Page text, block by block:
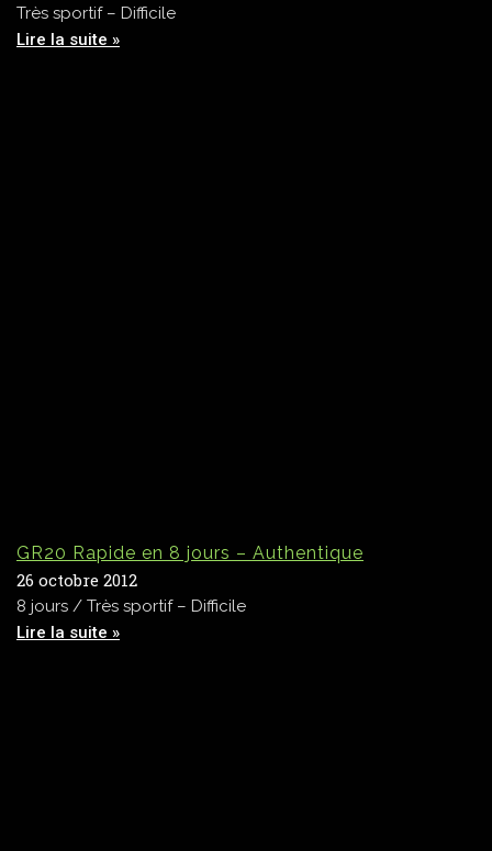
Très sportif – Difficile
Lire la suite »
GR20 Rapide en 8 jours – Authentique
26 octobre 2012
8 jours / Très sportif – Difficile
Lire la suite »